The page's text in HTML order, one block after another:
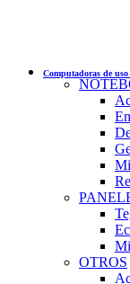
Computadoras de
OTROS